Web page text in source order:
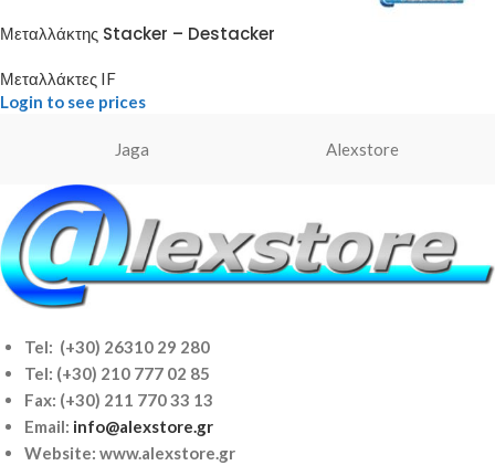
Μεταλλάκτης Stacker – Destacker
Μεταλλάκτες IF
Login to see prices
Jaga Alexstore
Tel: (+30) 26310 29 280
Tel: (+30) 210 777 02 85
Fax: (+30) 211 770 33 13
Email: info@alexstore.gr
Website: www.alexstore.gr